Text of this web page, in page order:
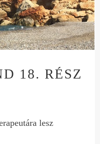
18. RÉSZ
lesz